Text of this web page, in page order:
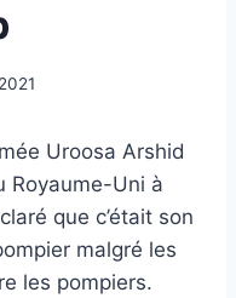
Uroosa Arshid
Royaume-Uni à
que c’était son
malgré les
les pompiers.